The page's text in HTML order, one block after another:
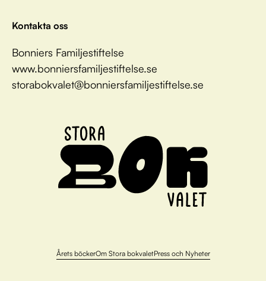
Kontakta oss
Bonniers Familjestiftelse
www.bonniersfamiljestiftelse.se
storabokvalet@bonniersfamiljestiftelse.se
Årets böckerOm Stora bokvaletPress och Nyheter